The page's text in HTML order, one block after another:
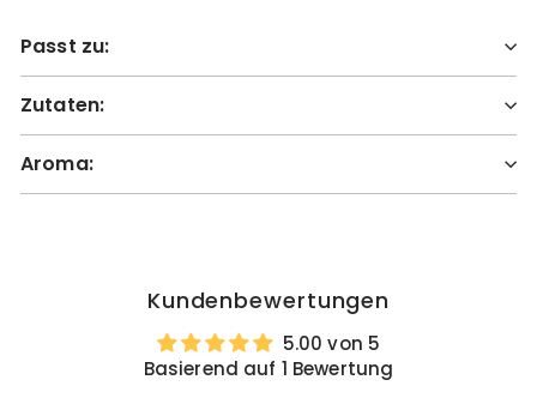
Passt zu:
Zutaten:
Aroma:
Kundenbewertungen
5.00 von 5
Basierend auf 1 Bewertung